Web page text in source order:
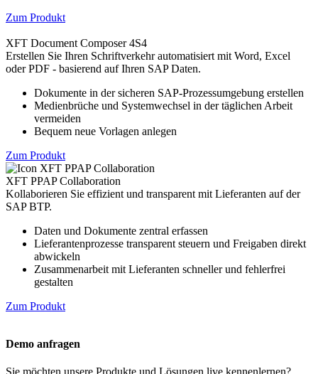
Zum Produkt
XFT Document Composer 4S4
Erstellen Sie Ihren Schriftverkehr automatisiert mit Word, Excel
oder PDF - basierend auf Ihren SAP Daten.
Dokumente in der sicheren SAP-Prozessumgebung erstellen
Medienbrüche und Systemwechsel in der täglichen Arbeit
vermeiden
Bequem neue Vorlagen anlegen
Zum Produkt
XFT PPAP Collaboration
Kollaborieren Sie effizient und transparent mit Lieferanten auf der
SAP BTP.
Daten und Dokumente zentral erfassen
Lieferantenprozesse transparent steuern und Freigaben direkt
abwickeln
Zusammenarbeit mit Lieferanten schneller und fehlerfrei
gestalten
Zum Produkt
Demo anfragen
Sie möchten unsere Produkte und Lösungen live kennenlernen?